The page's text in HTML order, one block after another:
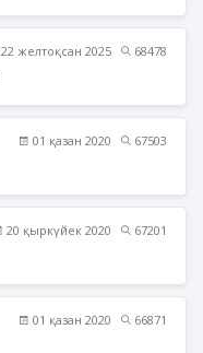
22 желтоқсан 2025
68478
01 қазан 2020
67503
20 қыркүйек 2020
67201
01 қазан 2020
66871